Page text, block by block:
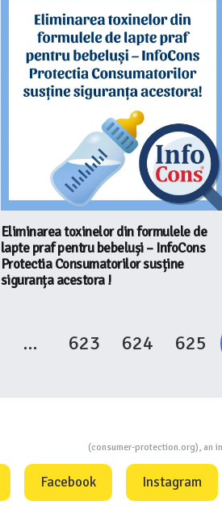
Eliminarea toxinelor din formulele de
lapte praf pentru bebeluși – InfoCons
Protectia Consumatorilor susține
siguranța acestora !
… 623 624 625
(consumer-protection.org), an
Facebook Instagram